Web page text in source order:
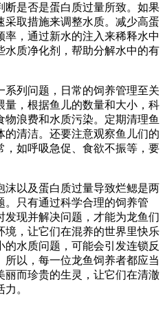
断是否是蛋白质过量所致。如果
取措施来调整水质。减少高蛋
，通过新水的注入来稀释水中
水质净化剂，帮助分解水中的有
系列问题，日常的饲养管理至关
量，根据鱼儿的数量和大小，科
浪费和水质污染。定期清理鱼
清洁。还要注意观察鱼儿们的
，如呼吸急促、食欲不振等，要
沫以及蛋白质过量导致烂鳃是两
只有通过科学合理的饲养管
现并解决问题，才能为龙鱼们
境，让它们在混养的世界里快乐
水质问题，可能会引发连锁反
以，每一位龙鱼饲养者都应当
丽而珍贵的生灵，让它们在清澈
。